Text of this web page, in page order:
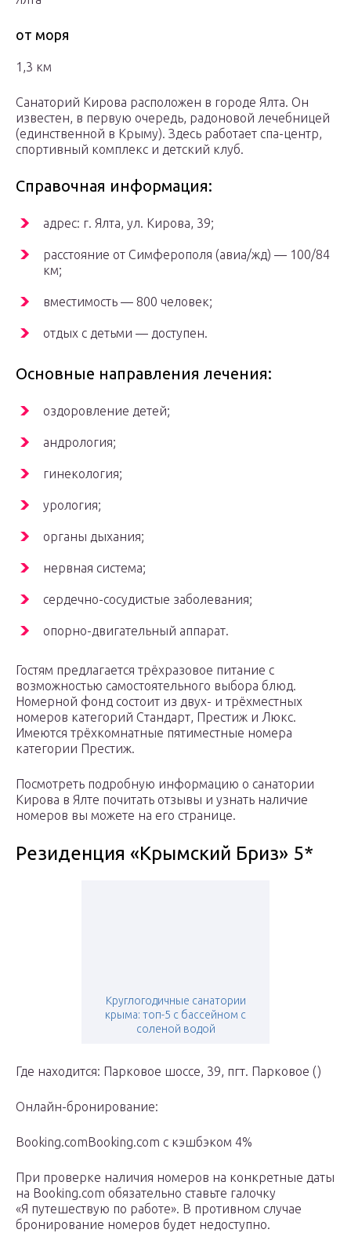
от моря
1,3 км
Санаторий Кирова расположен в городе Ялта. Он
известен, в первую очередь, радоновой лечебницей
(единственной в Крыму). Здесь работает спа-центр,
спортивный комплекс и детский клуб.
Справочная информация:
адрес: г. Ялта, ул. Кирова, 39;
расстояние от Симферополя (авиа/жд) — 100/84
км;
вместимость — 800 человек;
отдых с детьми — доступен.
Основные направления лечения:
оздоровление детей;
андрология;
гинекология;
урология;
органы дыхания;
нервная система;
сердечно-сосудистые заболевания;
опорно-двигательный аппарат.
Гостям предлагается трёхразовое питание с
возможностью самостоятельного выбора блюд.
Номерной фонд состоит из двух- и трёхместных
номеров категорий Стандарт, Престиж и Люкс.
Имеются трёхкомнатные пятиместные номера
категории Престиж.
Посмотреть подробную информацию о санатории
Кирова в Ялте почитать отзывы и узнать наличие
номеров вы можете на его странице.
Резиденция «Крымский Бриз» 5*
Круглогодичные санатории
крыма: топ-5 с бассейном с
соленой водой
Где находится: Парковое шоссе, 39, пгт. Парковое ()
Онлайн-бронирование:
Booking.comBooking.com с кэшбэком 4%
При проверке наличия номеров на конкретные даты
на Booking.com обязательно ставьте галочку
«Я путешествую по работе». В противном случае
бронирование номеров будет недоступно.